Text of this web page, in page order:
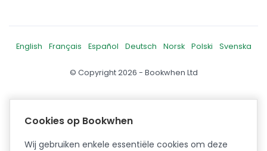
© Copyright 2026 - Bookwhen Ltd
English Français Español Deutsch Norsk Polski Svenska
Cookies op Bookwhen
Wij gebruiken enkele essentiële cookies om deze